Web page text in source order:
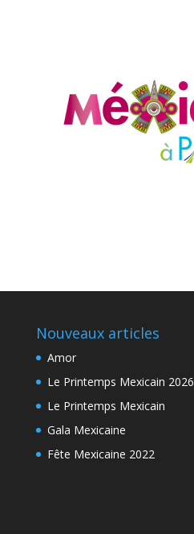
Nouveaux articles
Amor
Le Printemps Mexicain 2026
Le Printemps Mexicain
Gala Mexicaine
Fête Mexicaine 2022